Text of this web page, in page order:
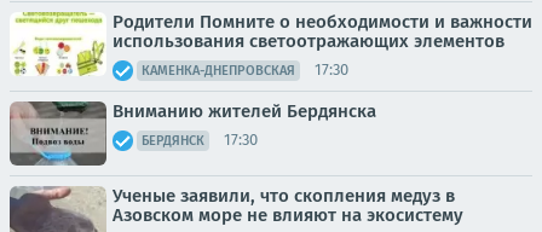
Родители Помните о необходимости и важности
использования светоотражающих элементов
КАМЕНКА-ДНЕПРОВСКАЯ 17:30
Вниманию жителей Бердянска
БЕРДЯНСК 17:30
Ученые заявили, что скопления медуз в
Азовском море не влияют на экосистему